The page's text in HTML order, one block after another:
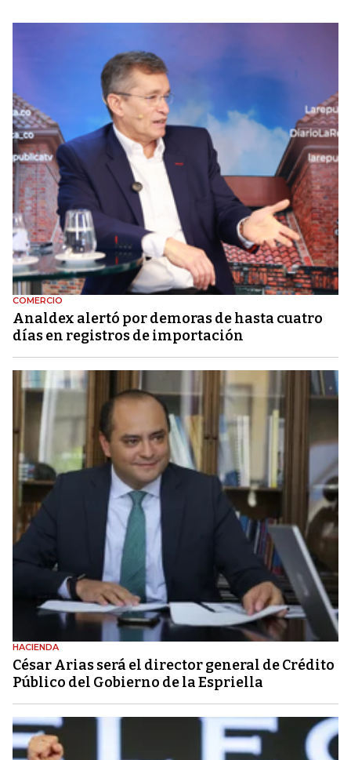
COMERCIO
Analdex alertó por demoras de hasta cuatro
días en registros de importación
HACIENDA
César Arias será el director general de Crédito
Público del Gobierno de la Espriella